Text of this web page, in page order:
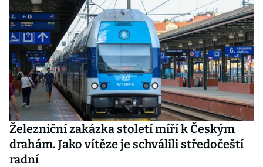
Železniční zakázka století míří k Českým
drahám. Jako vítěze je schválili středočeští
radní